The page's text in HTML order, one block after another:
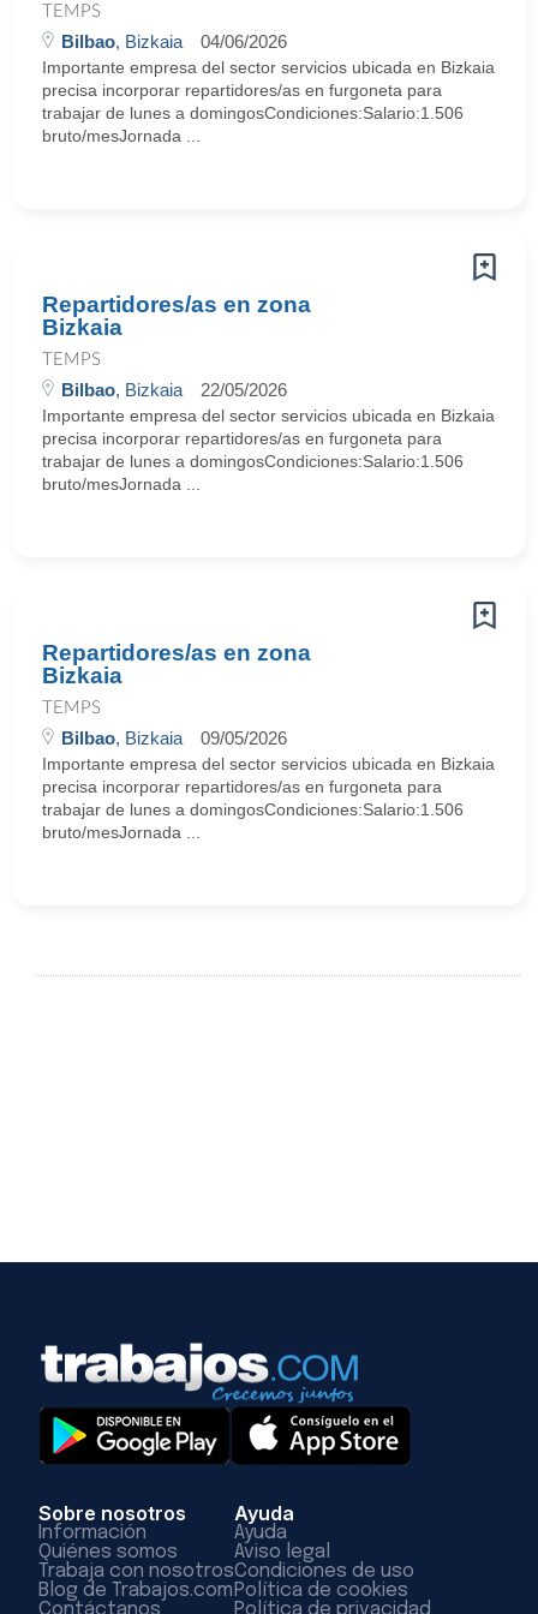
TEMPS
Bilbao, Bizkaia 04/06/2026
Importante empresa del sector servicios ubicada en Bizkaia
precisa incorporar repartidores/as en furgoneta para
trabajar de lunes a domingosCondiciones:Salario:1.506
bruto/mesJornada ...
Repartidores/as en zona
Bizkaia
TEMPS
Bilbao, Bizkaia 22/05/2026
Importante empresa del sector servicios ubicada en Bizkaia
precisa incorporar repartidores/as en furgoneta para
trabajar de lunes a domingosCondiciones:Salario:1.506
bruto/mesJornada ...
Repartidores/as en zona
Bizkaia
TEMPS
Bilbao, Bizkaia 09/05/2026
Importante empresa del sector servicios ubicada en Bizkaia
precisa incorporar repartidores/as en furgoneta para
trabajar de lunes a domingosCondiciones:Salario:1.506
bruto/mesJornada ...
Sobre nosotros
Información
Quiénes somos
Trabaja con nosotros
Blog de Trabajos.com
Contáctanos
Ayuda
Ayuda
Aviso legal
Condiciones de uso
Política de cookies
Política de privacidad